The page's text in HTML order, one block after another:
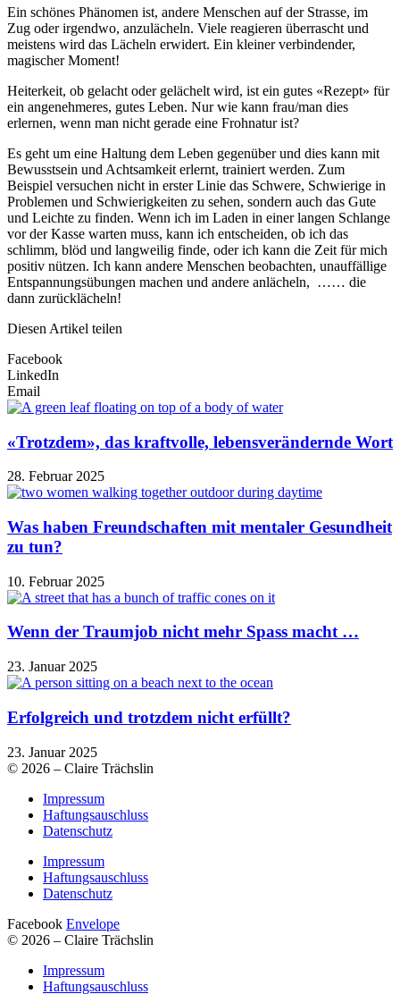
Ein schönes Phänomen ist, andere Menschen auf der Strasse, im
Zug oder irgendwo, anzulächeln. Viele reagieren überrascht und
meistens wird das Lächeln erwidert. Ein kleiner verbindender,
magischer Moment!
Heiterkeit, ob gelacht oder gelächelt wird, ist ein gutes «Rezept» für
ein angenehmeres, gutes Leben. Nur wie kann frau/man dies
erlernen, wenn man nicht gerade eine Frohnatur ist?
Es geht um eine Haltung dem Leben gegenüber und dies kann mit
Bewusstsein und Achtsamkeit erlernt, trainiert werden. Zum
Beispiel versuchen nicht in erster Linie das Schwere, Schwierige in
Problemen und Schwierigkeiten zu sehen, sondern auch das Gute
und Leichte zu finden. Wenn ich im Laden in einer langen Schlange
vor der Kasse warten muss, kann ich entscheiden, ob ich das
schlimm, blöd und langweilig finde, oder ich kann die Zeit für mich
positiv nützen. Ich kann andere Menschen beobachten, unauffällige
Entspannungsübungen machen und andere anlächeln, …… die
dann zurücklächeln!
Diesen Artikel teilen
Facebook
LinkedIn
Email
«Trotzdem», das kraftvolle, lebensverändernde Wort
28. Februar 2025
Was haben Freundschaften mit mentaler Gesundheit
zu tun?
10. Februar 2025
Wenn der Traumjob nicht mehr Spass macht …
23. Januar 2025
Erfolgreich und trotzdem nicht erfüllt?
23. Januar 2025
© 2026 – Claire Trächslin
Impressum
Haftungsauschluss
Datenschutz
Impressum
Haftungsauschluss
Datenschutz
Facebook Envelope
© 2026 – Claire Trächslin
Impressum
Haftungsauschluss